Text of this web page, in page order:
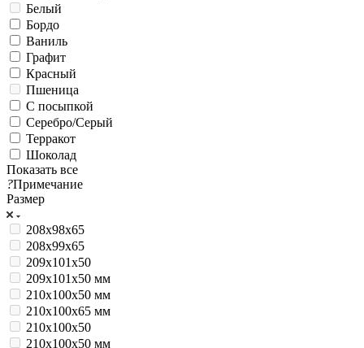
Белый
Бордо
Ваниль
Графит
Красный
Пшеница
С посыпкой
Серебро/Серый
Терракот
Шоколад
Показать все
?Примечание
Размер
208х98х65
208х99х65
209х101х50
209х101х50 мм
210x100x50 мм
210x100x65 мм
210х100х50
210х100х50 мм